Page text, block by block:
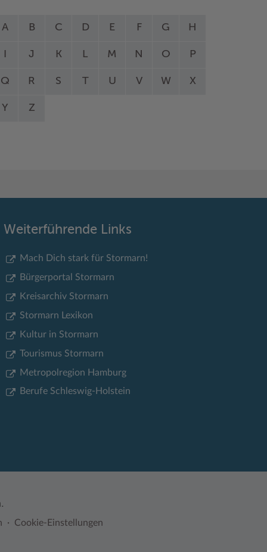
A B C D E F G H
J K L M N O P
Q R S T U V W X
Y Z
Weiterführende Links
Mach Dich stark für Stormarn!
Bürgerportal Stormarn
Kreisarchiv Stormarn
Stormarn Lexikon
Kultur in Stormarn
Tourismus Stormarn
Metropolregion Hamburg
Berufe Schleswig-Holstein
Cookie-Einstellungen